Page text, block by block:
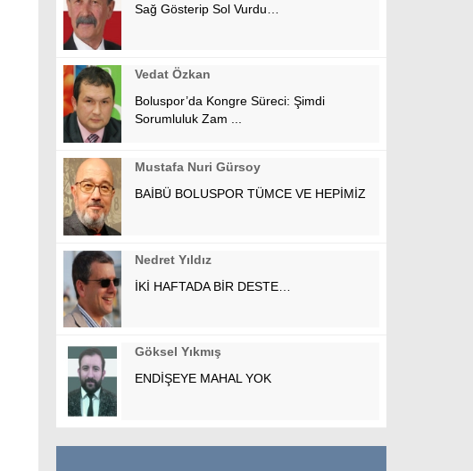
Sağ Gösterip Sol Vurdu…
Vedat Özkan
Boluspor’da Kongre Süreci: Şimdi
Sorumluluk Zam ...
Mustafa Nuri Gürsoy
BAİBÜ BOLUSPOR TÜMCE VE HEPİMİZ
Nedret Yıldız
İKİ HAFTADA BİR DESTE…
Göksel Yıkmış
ENDİŞEYE MAHAL YOK